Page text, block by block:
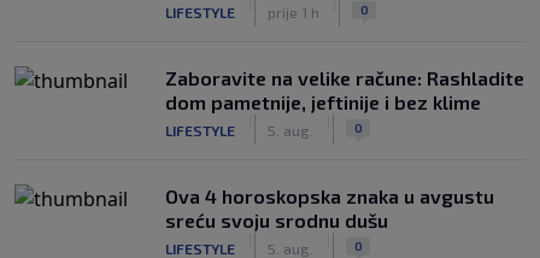
LIFESTYLE prije 1 h 0
Zaboravite na velike račune: Rashladite
dom pametnije, jeftinije i bez klime
LIFESTYLE 5. aug. 0
Ova 4 horoskopska znaka u avgustu
sreću svoju srodnu dušu
LIFESTYLE 5. aug. 0